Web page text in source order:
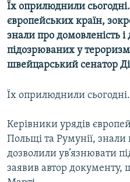
МУЛЬТИМЕДІА
ФОТО
СПЕЦПРОЄКТИ
РУС
УКР
КТАТ
Їх оприлюднили
європейських країн,
знали про домовленість
підозрюваних у
швейцарський сенатор
Їх оприлюднили сьогодні.
Керівники урядів
Польщі та Румунії, знали
дозволили ув’язнювати
заявив автор документу,